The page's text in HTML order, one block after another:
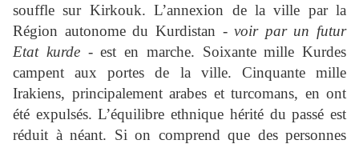
souffle sur Kirkouk. L’annexion de la ville par la
Région autonome du Kurdistan -voir par un futur
Etat kurde- est en marche. Soixante mille Kurdes
campent aux portes de la ville. Cinquante mille
Irakiens, principalement arabes et turcomans, en ont
été expulsés. L’équilibre ethnique hérité du passé est
réduit à néant. Si on comprend que des personnes